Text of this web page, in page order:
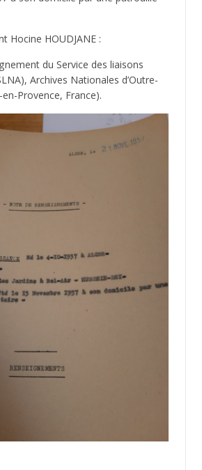
Hocine HOUDJANE :
du Service des liaisons
Archives Nationales d’Outre-
Provence, France).